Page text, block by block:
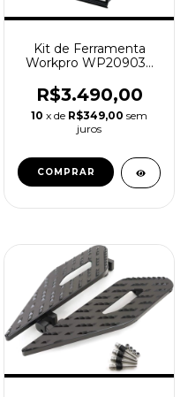
Kit de Ferramenta
Workpro WP209034
R$3.490,00
10 x de R$349,00 sem
juros